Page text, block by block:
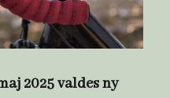
2025 valdes ny